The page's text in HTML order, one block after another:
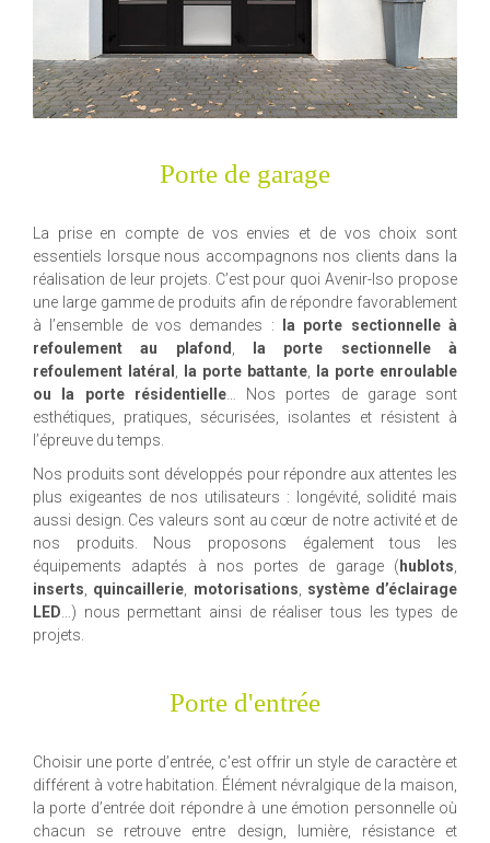
Porte de garage
La prise en compte de vos envies et de vos choix sont
essentiels lorsque nous accompagnons nos clients dans la
réalisation de leur projets. C’est pour quoi Avenir-Iso propose
une large gamme de produits afin de répondre favorablement
à l’ensemble de vos demandes :
la porte sectionnelle à
refoulement au plafond
la porte sectionnelle à
refoulement latéral
la porte battante
la porte enroulable
ou la porte résidentielle… Nos portes de garage sont
esthétiques, pratiques, sécurisées, isolantes et résistent à
l’épreuve du temps.
Nos produits sont développés pour répondre aux attentes les
plus exigeantes de nos utilisateurs : longévité, solidité mais
aussi design. Ces valeurs sont au cœur de notre activité et de
nos produits. Nous proposons également tous les
équipements adaptés à nos portes de garage ( hublots
inserts
quincaillerie motorisations
système d’éclairage
LED …) nous permettant ainsi de réaliser tous les types de
projets.
Porte d'entrée
Choisir une porte d’entrée, c’est offrir un style de caractère et
différent à votre habitation. Élément névralgique de la maison,
la porte d’entrée doit répondre à une émotion personnelle où
chacun se retrouve entre design, lumière, résistance et